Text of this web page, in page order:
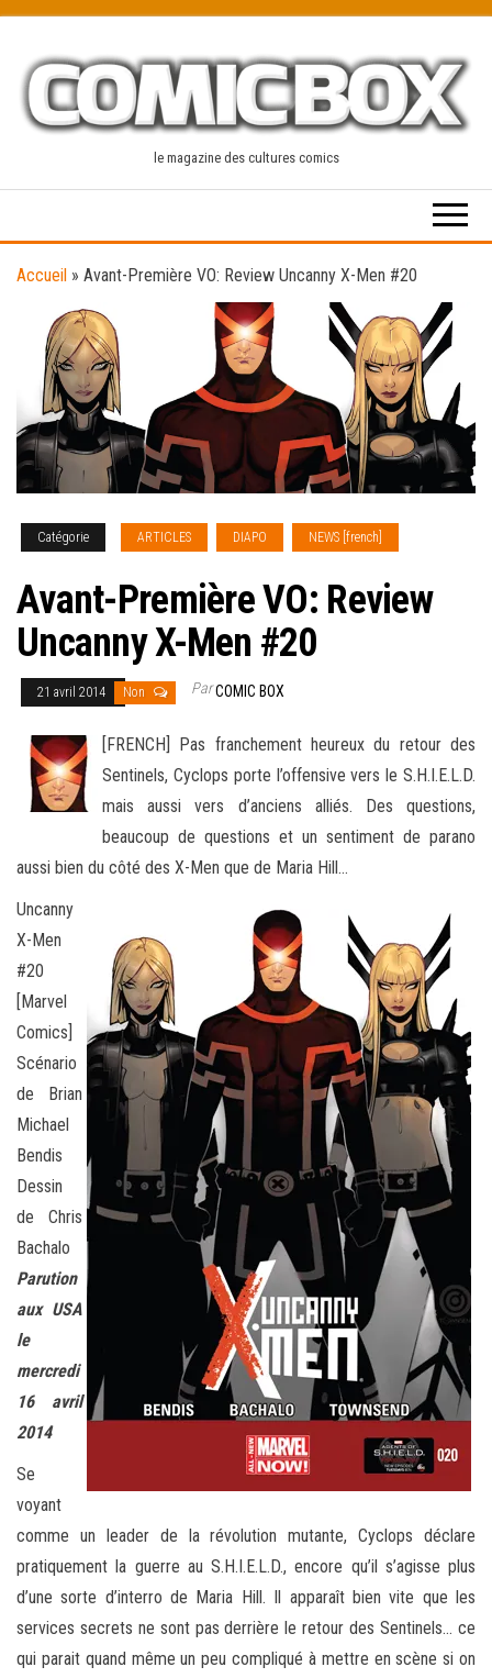
content
le magazine des cultures comics
Accueil » Avant-Première VO: Review Uncanny X-Men #20
Catégorie ARTICLES DIAPO NEWS [french]
Avant-Première VO: Review
Uncanny X-Men #20
21 avril 2014 Non ParCOMIC BOX
[FRENCH] Pas franchement heureux du retour des
Sentinels, Cyclops porte l’offensive vers le S.H.I.E.L.D.
mais aussi vers d’anciens alliés. Des questions,
beaucoup de questions et un sentiment de parano
aussi bien du côté des X-Men que de Maria Hill…
Uncanny
X-Men
#20
[Marvel
Comics]
Scénario
de Brian
Michael
Bendis
Dessin
de Chris
Bachalo
Parution
aux USA
le
mercredi
16 avril
2014
Se
voyant
comme un leader de la révolution mutante, Cyclops déclare
pratiquement la guerre au S.H.I.E.L.D., encore qu’il s’agisse plus
d’une sorte d’interro de Maria Hill. Il apparaît bien vite que les
services secrets ne sont pas derrière le retour des Sentinels… ce
qui parait quand même un peu compliqué à mettre en scène si on